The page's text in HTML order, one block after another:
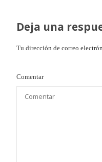
Deja una
Tu dirección de correo
Comentar